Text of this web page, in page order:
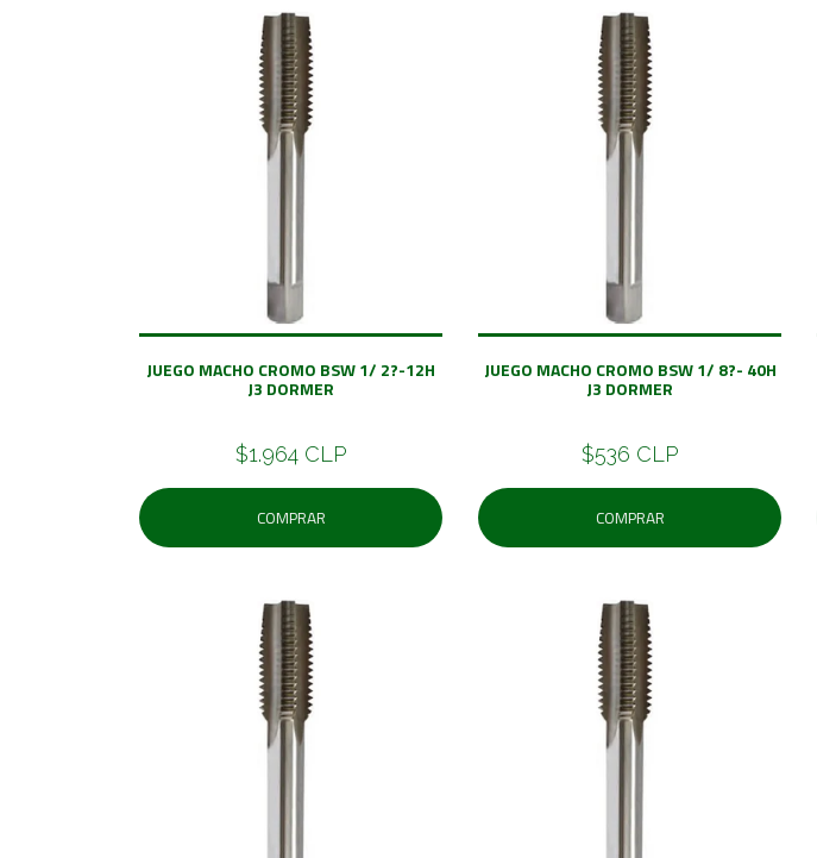
JUEGO MACHO CROMO BSW 1/ 2?-12H
J3 DORMER
$1.964 CLP
COMPRAR
JUEGO MACHO CROMO BSW 1/ 8?- 40H
J3 DORMER
$536 CLP
COMPRAR